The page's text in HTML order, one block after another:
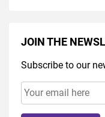
JOIN THE
Subscribe to our